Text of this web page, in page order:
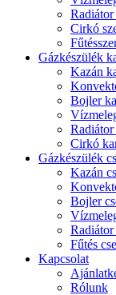
Radiátor
Cirkó
Gázkészülék
Kazán
Bojler
Radiátor
Cirkó
Gázkészülék
Kazán
Bojler
Radiátor
Fűtés
Kapcsolat
Rólunk